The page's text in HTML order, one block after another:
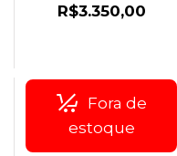
R$3.350,00
Fora de
estoque